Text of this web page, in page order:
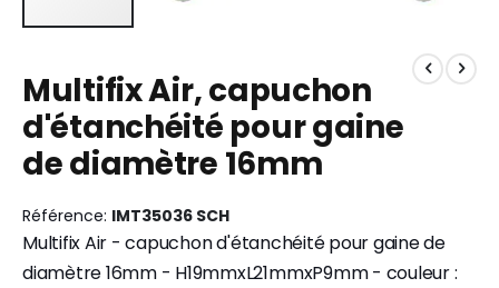
the
beginning
of
the
images
Multifix Air, capuchon
d'étanchéité pour gaine
de diamètre 16mm
Référence IMT35036 SCH
Multifix Air - capuchon d'étanchéité pour gaine de
diamètre 16mm - H19mmxL21mmxP9mm - couleur :